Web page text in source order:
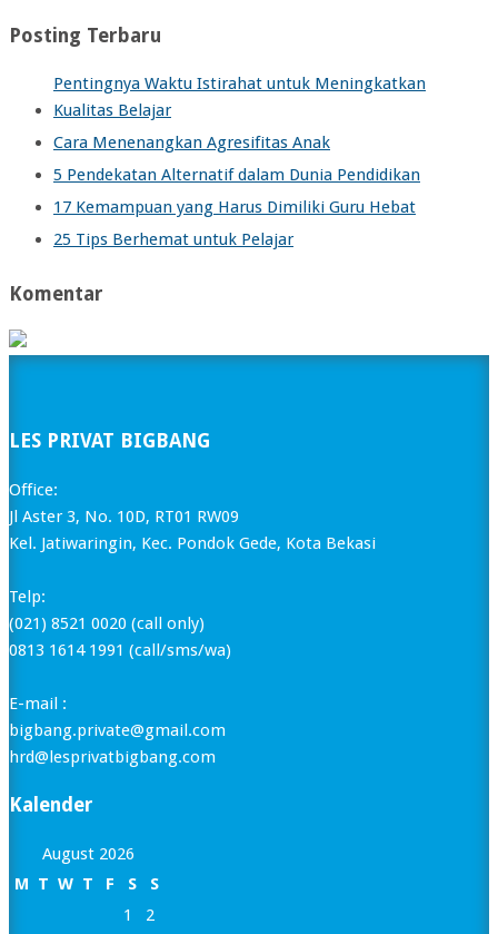
Posting Terbaru
Pentingnya Waktu Istirahat untuk Meningkatkan
Kualitas Belajar
Cara Menenangkan Agresifitas Anak
5 Pendekatan Alternatif dalam Dunia Pendidikan
17 Kemampuan yang Harus Dimiliki Guru Hebat
25 Tips Berhemat untuk Pelajar
Komentar
LES PRIVAT BIGBANG
Office:
Jl Aster 3, No. 10D, RT01 RW09
Kel. Jatiwaringin, Kec. Pondok Gede, Kota Bekasi
Telp:
(021) 8521 0020 (call only)
0813 1614 1991 (call/sms/wa)
E-mail :
bigbang.private@gmail.com
hrd@lesprivatbigbang.com
Kalender
August 2026
M T W T F S
S
1
2